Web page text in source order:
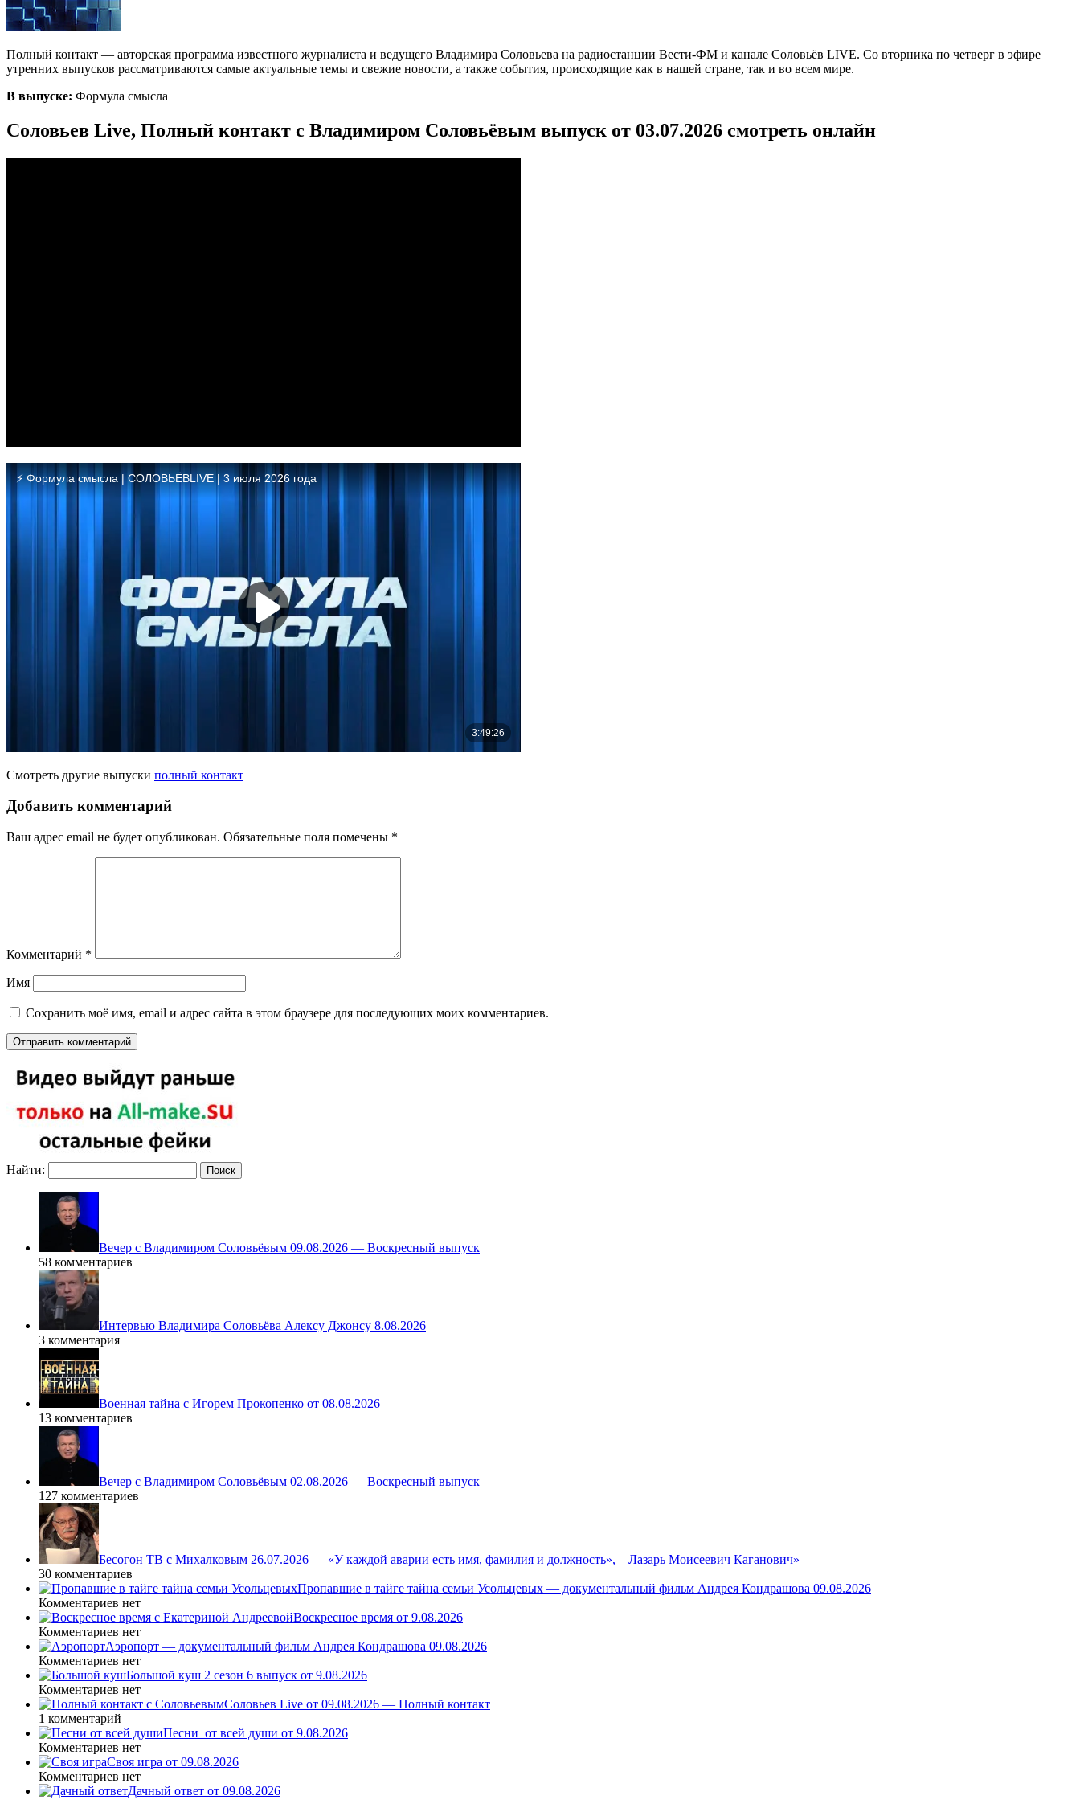
Полный контакт — авторская программа известного журналиста и ведущего Владимира Соловьева на радиостанции Вести-ФМ и канале Соловьёв LIVE. Со вторника по четверг в эфире
утренних выпусков рассматриваются самые актуальные темы и свежие новости, а также события, происходящие как в нашей стране, так и во всем мире.
В выпуске: Формула смысла
Соловьев Live, Полный контакт с Владимиром Соловьёвым выпуск от 03.07.2026 смотреть онлайн
Смотреть другие выпуски полный контакт
Добавить комментарий
Ваш адрес email не будет опубликован. Обязательные поля помечены *
Комментарий *
Имя
Сохранить моё имя, email и адрес сайта в этом браузере для последующих моих комментариев.
Найти:
Вечер с Владимиром Соловьёвым 09.08.2026 — Воскресный выпуск
58 комментариев
Интервью Владимира Соловьёва Алексу Джонсу 8.08.2026
3 комментария
Военная тайна с Игорем Прокопенко от 08.08.2026
13 комментариев
Вечер с Владимиром Соловьёвым 02.08.2026 — Воскресный выпуск
127 комментариев
Бесогон ТВ с Михалковым 26.07.2026 — «У каждой аварии есть имя, фамилия и должность», – Лазарь Моисеевич Каганович»
30 комментариев
Пропавшие в тайге тайна семьи Усольцевых — документальный фильм Андрея Кондрашова 09.08.2026
Комментариев нет
Воскресное время от 9.08.2026
Комментариев нет
Аэропорт — документальный фильм Андрея Кондрашова 09.08.2026
Комментариев нет
Большой куш 2 сезон 6 выпуск от 9.08.2026
Комментариев нет
Соловьев Live от 09.08.2026 — Полный контакт
1 комментарий
Песни_от всей души от 9.08.2026
Комментариев нет
Своя игра от 09.08.2026
Комментариев нет
Дачный ответ от 09.08.2026